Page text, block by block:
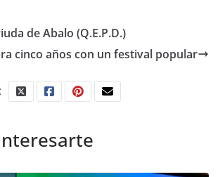
de Abalo (Q.E.P.D.)
cinco años con un festival popular